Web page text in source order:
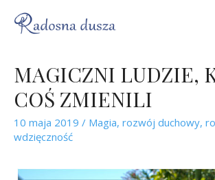
MAGICZNI LUDZIE,
COŚ ZMIENILI
10 maja 2019 / Magia, rozwój duchowy,
wdzięczność